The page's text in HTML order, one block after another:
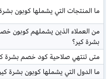
ما المنتجات التي يشملها كوبون
من العملاء الذين يشملهم كوبون
بشرة كير؟
متى تنتهي صلاحية كود خصم بشرة
ما الدول التي يشملها كوبون بشرة